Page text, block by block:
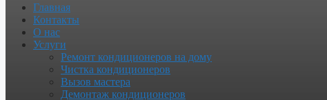
Menu
Главная
Контакты
О нас
Услуги
Ремонт кондиционеров на дому
Чистка кондиционеров
Вызов мастера
Демонтаж кондиционеров